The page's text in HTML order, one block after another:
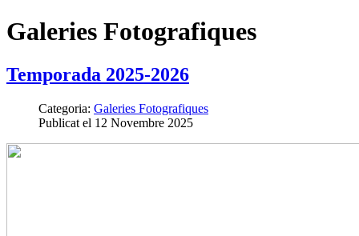
Galeries Fotografiques
Temporada 2025-2026
Categoria: Galeries Fotografiques
Publicat el 12 Novembre 2025